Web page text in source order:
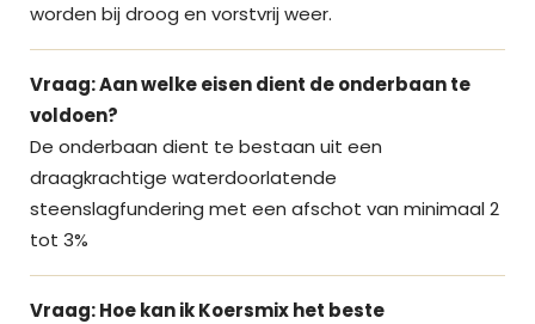
worden bij droog en vorstvrij weer.
Vraag: Aan welke eisen dient de onderbaan te
voldoen?
De onderbaan dient te bestaan uit een
draagkrachtige waterdoorlatende
steenslagfundering met een afschot van minimaal 2
tot 3%
Vraag: Hoe kan ik Koersmix het beste